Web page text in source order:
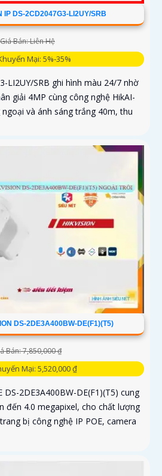
IP DS-2CD2047G3-LI2UY/SRB
Giá Bán: Liên Hệ
Mại: 5%-35%
LI2UY/SRB ghi hình màu 24/7 nhờ
giải 4MP cùng công nghệ HikAI-
và ánh sáng trắng 40m, thu
DS-2DE3A400BW-DE(F1)(T5)
Bán: 7,850,000 ₫
Mại: 5,520,000 ₫
DS-2DE3A400BW-DE(F1)(T5) cung
đến 4.0 megapixel, cho chất lượng
bị công nghệ IP POE, camera